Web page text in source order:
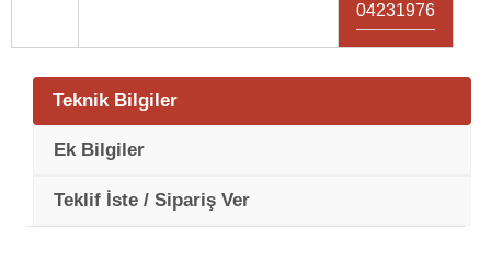
04231976
Teknik Bilgiler
Ek Bilgiler
Teklif İste / Sipariş Ver